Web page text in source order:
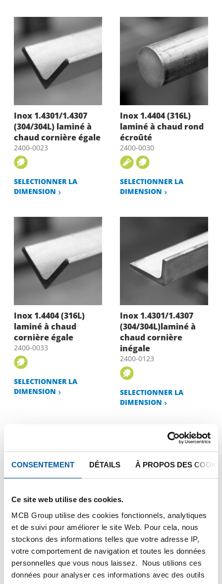
CONSENTEMENT DÉTAILS À PROPOS DES
Ce site web utilise des cookies.
MCB Group utilise des cookies fonctionnels, analytiques
et de suivi pour améliorer le site Web. Pour cela, nous
stockons des informations telles que votre adresse IP,
votre comportement de navigation et toutes les données
personnelles que vous nous laissez. Nous utilions ces
données pour analyser ces informations avec des outils
Inox 1.4301/1.4307
(304/304L) laminé à
chaud cornière égale
2400-0023
SELECTIONNER LA
DIMENSION
Inox 1.4404 (316L)
laminé à chaud rond
écroûté
2400-0030
SELECTIONNER LA
DIMENSION
Inox 1.4404 (316L)
laminé à chaud
cornière égale
2400-0033
SELECTIONNER LA
DIMENSION
Inox 1.4301/1.4307
(304/304L)laminé à
chaud cornière
inégale
2400-0123
SELECTIONNER LA
DIMENSION
Inox 1.4305 (303)
IM/EU laminé à
chaud rond écroûté
2400-0310
Inox 1.4307 (304L)
IM/EU laminé à
chaud rond écroûté
2400-0320